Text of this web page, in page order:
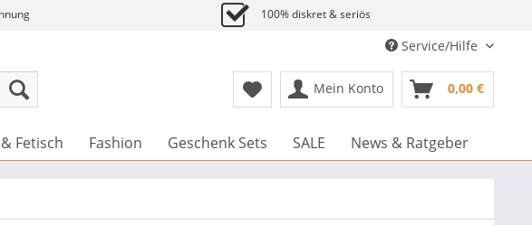
100% diskret & seriös
Service/Hilfe
Mein Konto 0,00 €
Fetisch Fashion Geschenk Sets SALE News & Ratgeber